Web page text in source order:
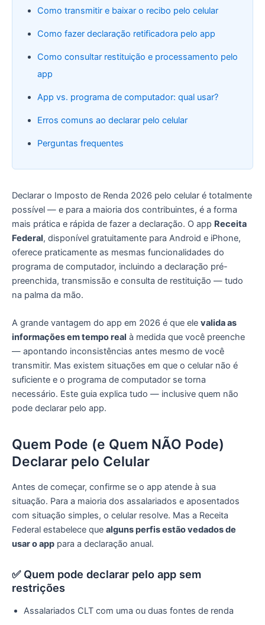
Como transmitir e baixar o recibo pelo celular
Como fazer declaração retificadora pelo app
Como consultar restituição e processamento pelo
app
App vs. programa de computador: qual usar?
Erros comuns ao declarar pelo celular
Perguntas frequentes
Declarar o Imposto de Renda 2026 pelo celular é totalmente
possível — e para a maioria dos contribuintes, é a forma
mais prática e rápida de fazer a declaração. O app Receita
Federal, disponível gratuitamente para Android e iPhone,
oferece praticamente as mesmas funcionalidades do
programa de computador, incluindo a declaração pré-
preenchida, transmissão e consulta de restituição — tudo
na palma da mão.
A grande vantagem do app em 2026 é que ele valida as
informações em tempo real à medida que você preenche
— apontando inconsistências antes mesmo de você
transmitir. Mas existem situações em que o celular não é
suficiente e o programa de computador se torna
necessário. Este guia explica tudo — inclusive quem não
pode declarar pelo app.
Quem Pode (e Quem NÃO Pode)
Declarar pelo Celular
Antes de começar, confirme se o app atende à sua
situação. Para a maioria dos assalariados e aposentados
com situação simples, o celular resolve. Mas a Receita
Federal estabelece que alguns perfis estão vedados de
usar o app para a declaração anual.
✅ Quem pode declarar pelo app sem
restrições
Assalariados CLT com uma ou duas fontes de renda